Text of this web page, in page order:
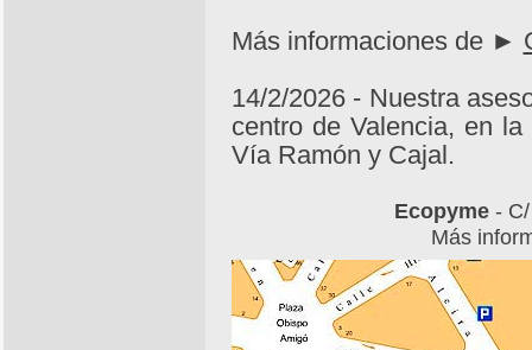
Más informaciones de ►
14/2/2026 - Nuestra
centro de Valencia, en
Vía Ramón y Cajal.
Ecopyme -
Más